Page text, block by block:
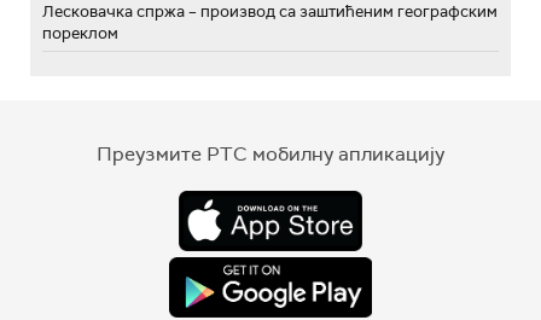
Лесковачка спржа – производ са заштићеним географским
пореклом
Преузмите РТС мобилну апликацију